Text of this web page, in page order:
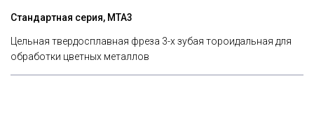
Стандартная серия, MTA3
Цельная твердосплавная фреза 3-х зубая тороидальная для
обработки цветных металлов